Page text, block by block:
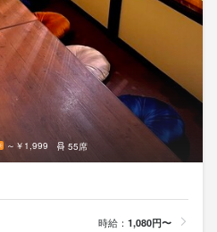
～￥1,999 55席
時給： 1,080円〜
きます。
与もご相談させて頂きますので
95店舗展開しております。
補としてのご活躍を期待してい